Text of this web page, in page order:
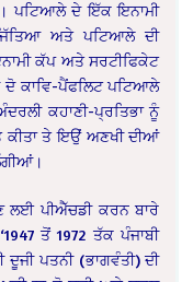
ਪਟਿਆਲੇ ਦੇ ਇੱਕ ਇਨਾਮੀ
ਅਤੇ ਪਟਿਆਲੇ ਦੀ
ਕੱਪ ਅਤੇ ਸਰਟੀਫਿਕੇਟ
ਦੋ ਕਾਵਿ-ਪੈਂਫਲਿਟ ਪਟਿਆਲੇ
ਕਹਾਣੀ-ਪ੍ਰਤਿਭਾ ਨੂੰ
ਕੀਤਾ ਤੇ ਇਉਂ ਅਣਖੀ ਦੀਆਂ
ਲਈ ਪੀਐੱਚਡੀ ਕਰਨ ਬਾਰੇ
ਤੋਂ 1972 ਤੱਕ ਪੰਜਾਬੀ
ਪਤਨੀ (ਭਾਗਵੰਤੀ) ਦੀ